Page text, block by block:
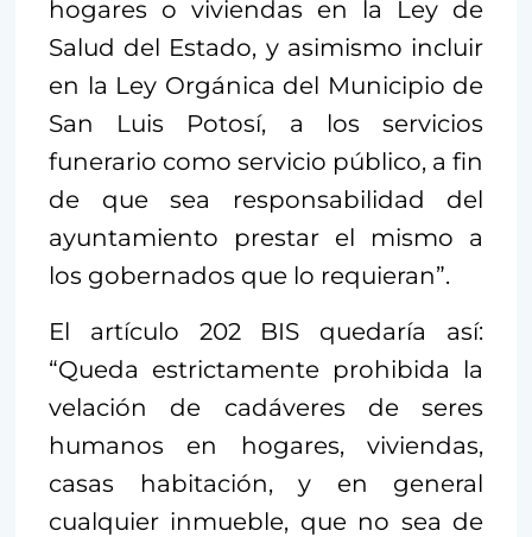
hogares o viviendas en la Ley de
Salud del Estado, y asimismo incluir
en la Ley Orgánica del Municipio de
San Luis Potosí, a los servicios
funerario como servicio público, a fin
de que sea responsabilidad del
ayuntamiento prestar el mismo a
los gobernados que lo requieran”.
El artículo 202 BIS quedaría así:
“Queda estrictamente prohibida la
velación de cadáveres de seres
humanos en hogares, viviendas,
casas habitación, y en general
cualquier inmueble, que no sea de